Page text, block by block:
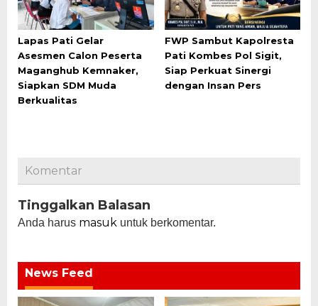
Lapas Pati Gelar
Asesmen Calon Peserta
Maganghub Kemnaker,
Siapkan SDM Muda
Berkualitas
FWP Sambut Kapolresta
Pati Kombes Pol Sigit,
Siap Perkuat Sinergi
dengan Insan Pers
Komentar
Tinggalkan Balasan
Anda harus masuk untuk berkomentar.
News Feed